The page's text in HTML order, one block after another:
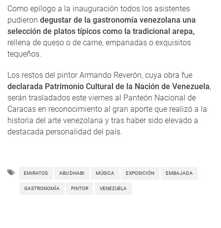
Como epílogo a la inauguración todos los asistentes
pudieron degustar de la gastronomía venezolana una
selección de platos típicos como la tradicional arepa,
rellena de queso o de carne, empanadas o exquisitos
tequeños.
Los restos del pintor Armando Reverón, cuya obra fue
declarada Patrimonio Cultural de la Nación de Venezuela,
serán trasladados este viernes al Panteón Nacional de
Caracas en reconocimiento al gran aporte que realizó a la
historia del arte venezolana y tras haber sido elevado a
destacada personalidad del país.
EMIRATOS ABU DHABI MÚSICA EXPOSICIÓN EMBAJADA
GASTRONOMÍA PINTOR VENEZUELA